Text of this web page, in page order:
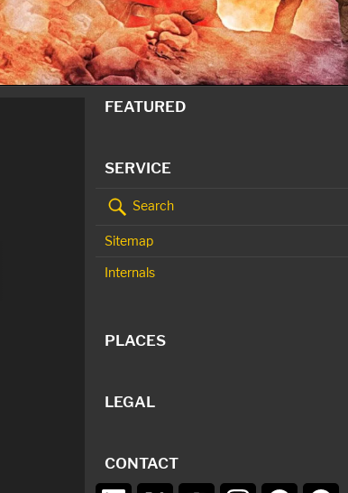
FEATURED
SERVICE
Search
Sitemap
Internals
PLACES
LEGAL
CONTACT